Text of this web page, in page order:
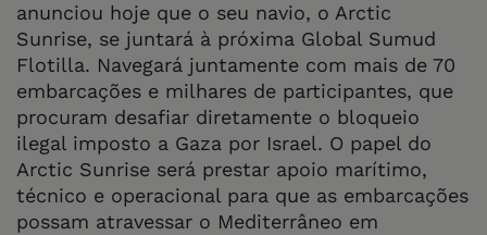
anunciou hoje que o seu navio, o Arctic
Sunrise, se juntará à próxima Global Sumud
Flotilla. Navegará juntamente com mais de 70
embarcações e milhares de participantes, que
procuram desafiar diretamente o bloqueio
ilegal imposto a Gaza por Israel. O papel do
Arctic Sunrise será prestar apoio marítimo,
técnico e operacional para que as embarcações
possam atravessar o Mediterrâneo em